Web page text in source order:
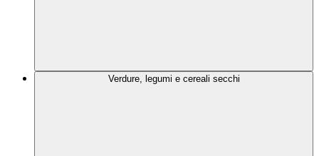
Verdure, legumi e cereali secchi